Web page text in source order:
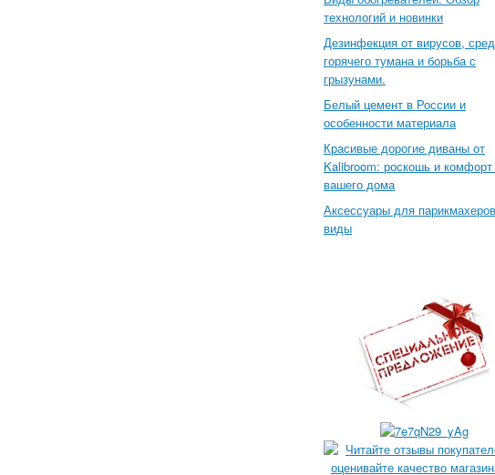
технологий и новинки
Дезинфекция от вирусов,
горячего тумана и борьба с
грызунами.
Белый цемент в России и
особенности материала
Красивые дорогие диваны от
Kalibroom: роскошь и
вашего дома
Аксессуары для
виды